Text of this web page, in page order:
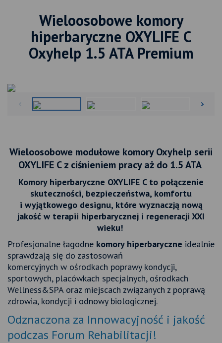
Wieloosobowe komory
hiperbaryczne OXYLIFE C
Oxyhelp 1.5 ATA Premium
Wieloosobowe modułowe komory Oxyhelp serii
OXYLIFE C z ciśnieniem pracy aż do 1.5 ATA
Komory hiperbaryczne OXYLIFE C to połączenie
skuteczności, bezpieczeństwa, komfortu
i wyjątkowego designu, które wyznaczją nową
jakość w terapii hiperbarycznej i regeneracji XXI
wieku!
Profesjonalne łagodne komory hiperbaryczne idealnie
sprawdzają się do zastosowań
komercyjnych w ośrodkach poprawy kondycji,
sportowych, placówkach specjalnych, ośrodkach
Wellness&SPA oraz miejscach związanych z poprawą
zdrowia, kondycji i odnowy biologicznej.
Odznaczona za Innowacyjność i jakość
podczas Forum Rehabilitacji!